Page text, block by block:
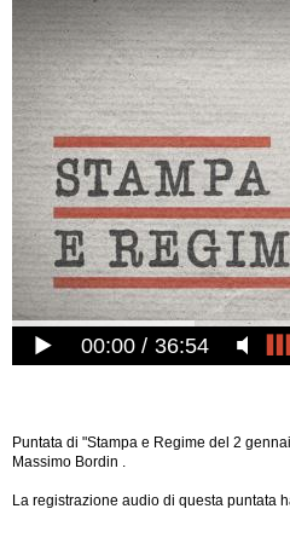
00:00 36:54
Puntata di "Stampa e Regime del 2
Massimo Bordin .
La registrazione audio di questa puntata